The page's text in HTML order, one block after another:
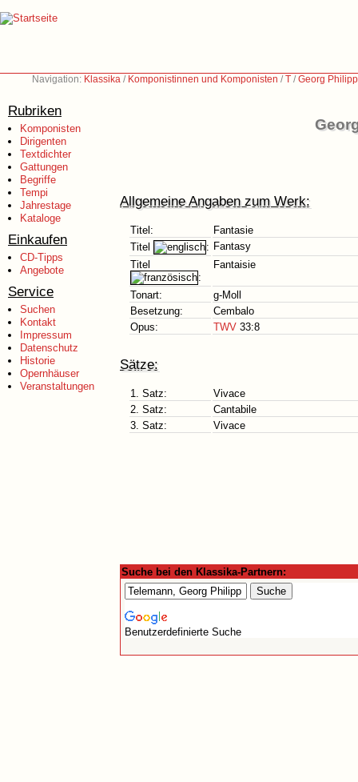
Navigation: Klassika / Komponistinnen und Komponisten /T /Georg
Rubriken
Komponisten
Dirigenten
Textdichter
Gattungen
Begriffe
Tempi
Jahrestage
Kataloge
Einkaufen
CD-Tipps
Angebote
Service
Suchen
Kontakt
Impressum
Datenschutz
Historie
Opernhäuser
Veranstaltungen
Allgemeine Angaben zum Werk:
Titel:
Fantasie
Titel
: Fantasy
Titel
:
Fantaisie
Tonart:
g-Moll
Besetzung:
Cembalo
Opus:
TWV 33:8
Sätze:
1. Satz:
Vivace
2. Satz:
Cantabile
3. Satz:
Vivace
Suche bei den Klassika-Partnern:
Benutzerdefinierte Suche